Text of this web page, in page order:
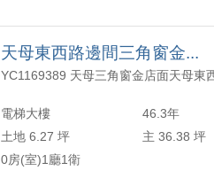
天母東西路邊間三角窗金...
YC1169389 天母三角窗金店面天母東
電梯大樓 46.3年
土地 6.27 坪
主 36.38 坪
0房(室)1廳1衛